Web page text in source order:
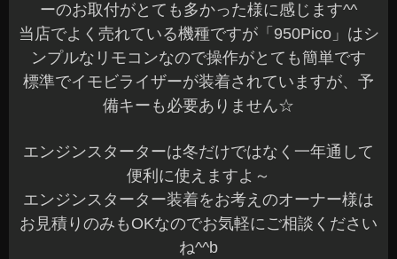
ーのお取付がとても多かった様に感じます^^
当店でよく売れている機種ですが「950Pico」はシ
ンプルなリモコンなので操作がとても簡単です
標準でイモビライザーが装着されていますが、予
備キーも必要ありません☆
エンジンスターターは冬だけではなく一年通して
便利に使えますよ～
エンジンスターター装着をお考えのオーナー様は
お見積りのみもOKなのでお気軽にご相談ください
ね^^b